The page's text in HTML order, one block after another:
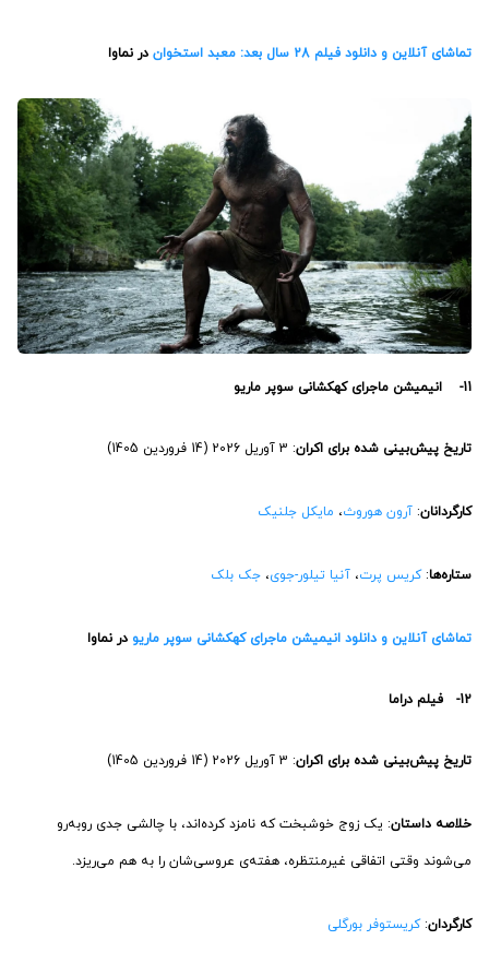
تماشای آنلاین و دانلود فیلم 28 سال بعد: معبد استخوان در نماوا
11- انیمیشن ماجرای کهکشانی سوپر ماریو
تاریخ پیش‌بینی شده برای اکران: 3 آوریل 2026 (14 فروردین 1405)
کارگردانان: آرون هوروث، مایکل جلنیک
ستاره‌ها:کریس پرت، آنیا تیلور-جوی، جک بلک
تماشای آنلاین و دانلود انیمیشن ماجرای کهکشانی سوپر ماریو در نماوا
12- فیلم دراما
تاریخ پیش‌بینی شده برای اکران: 3 آوریل 2026 (14 فروردین 1405)
خلاصه داستان: یک زوج خوشبخت که نامزد کرده‌اند، با چالشی جدی روبه‌رو
می‌شوند وقتی اتفاقی غیرمنتظره، هفته‌ی عروسی‌شان را به هم می‌ریزد.
کارگردان:کریستوفر بورگلی